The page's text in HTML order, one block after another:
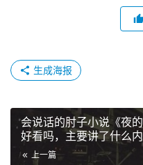
生成海报
会说话的肘子小说《夜
好看吗，主要讲了什么
上一篇